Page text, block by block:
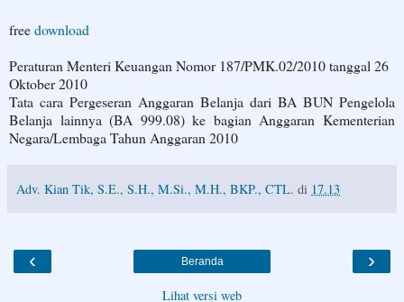
freedownload
Peraturan Menteri Keuangan Nomor 187/PMK.02/2010 tanggal 26
Oktober 2010
Tata cara Pergeseran Anggaran Belanja dari BA BUN Pengelola
Belanja lainnya (BA 999.08) ke bagian Anggaran Kementerian
Negara/Lembaga Tahun Anggaran 2010
Adv. Kian Tik, S.E., S.H., M.Si., M.H., BKP., CTL. di 17.13
‹ ›
Beranda
Lihat versi web